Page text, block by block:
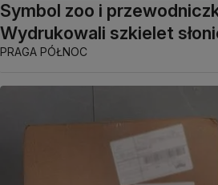
Symbol zoo i
Wydrukowali szkielet
PRAGA PÓŁNOC